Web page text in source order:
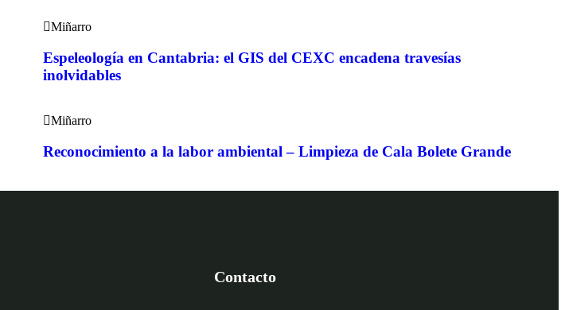
Miñarro
Espeleología en Cantabria: el GIS del CEXC encadena travesías
inolvidables
Miñarro
Reconocimiento a la labor ambiental – Limpieza de Cala Bolete Grande
Contacto